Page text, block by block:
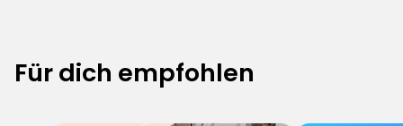
Für dich empfohlen